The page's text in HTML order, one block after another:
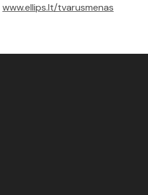
www.ellips.lt/tvarusmenas